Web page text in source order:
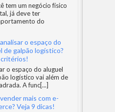
tem um negócio físico
já deve ter
do
o espaço do
de galpão logístico?
o espaço do aluguel
logístico vai além de
A func[...]
mais com e-
Veja 9 dicas!